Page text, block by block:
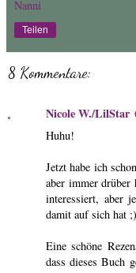
Nanni
Teilen
8 Kommentare:
Nicole W./LilStar
Huhu!
Jetzt habe ich
aber immer
interessiert, aber
damit auf sich hat
Eine schöne
dass dieses Buch